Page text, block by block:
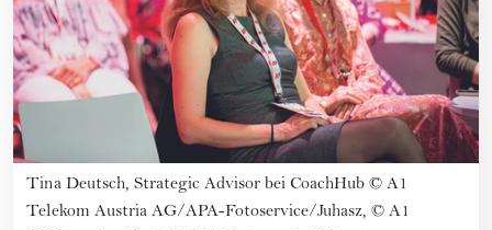
Tina Deutsch, Strategic Advisor bei CoachHub © A1
Telekom Austria AG/APA-Fotoservice/Juhasz, © A1